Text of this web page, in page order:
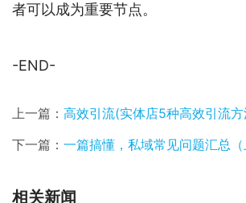
者可以成为重要节点。
-END-
上一篇： 高效引流(实体店5种高效引流方
下一篇： 一篇搞懂，私域常见问题汇总（
相关新闻